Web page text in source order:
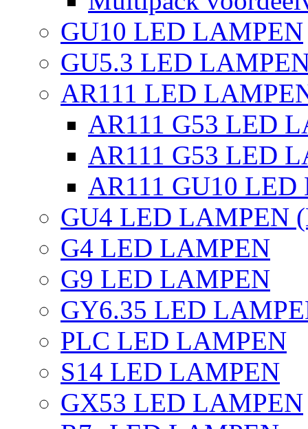
GU10 LED LAMPEN
GU5.3 LED
AR111 LED
AR111 G53 LED
AR111 G53 LED
AR111 GU10
GU4 LED LAMPEN
G4 LED LAMPEN
G9 LED LAMPEN
GY6.35 LED
PLC LED LAMPEN
S14 LED LAMPEN
GX53 LED LAMPEN